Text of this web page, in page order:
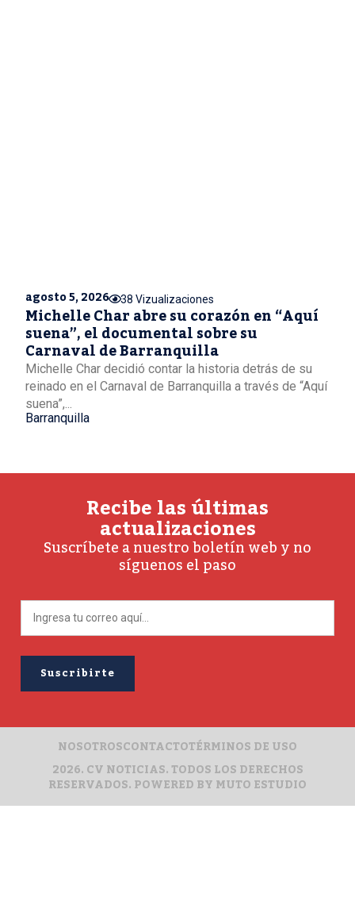
agosto 5, 2026 38 Vizualizaciones
Michelle Char abre su corazón en “Aquí
suena”, el documental sobre su
Carnaval de Barranquilla
Michelle Char decidió contar la historia detrás de su
reinado en el Carnaval de Barranquilla a través de “Aquí
suena”,...
Barranquilla
Recibe las últimas
actualizaciones
Suscríbete a nuestro boletín web y no
síguenos el paso
2026. CV NOTICIAS. TODOS LOS DERECHOS
RESERVADOS. POWERED BYMUTO ESTUDIO
NOSOTROSCONTACTOTÉRMINOS DE USO